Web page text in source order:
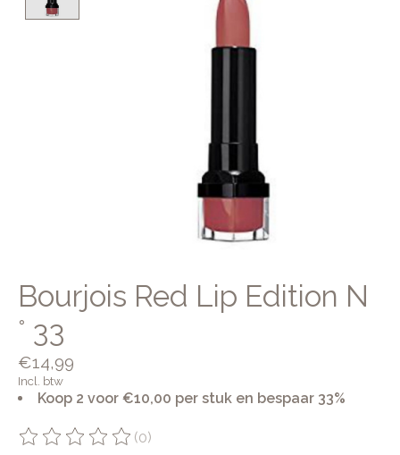
Bourjois Red Lip Edition N
° 33
€14,99
Incl. btw
Koop 2 voor €10,00 per stuk en bespaar 33%
De beoordeling van dit product is
(0)